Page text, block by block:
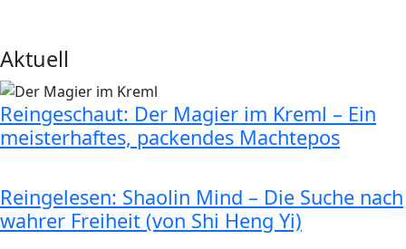
Aktuell
Reingeschaut: Der Magier im Kreml – Ein
meisterhaftes, packendes Machtepos
Reingelesen: Shaolin Mind – Die Suche nach
wahrer Freiheit (von Shi Heng Yi)